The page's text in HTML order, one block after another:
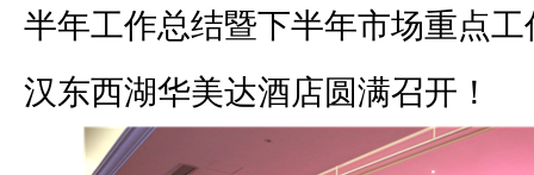
半年工作总结暨下半年市场重点
汉东西湖华美达酒店圆满召开！